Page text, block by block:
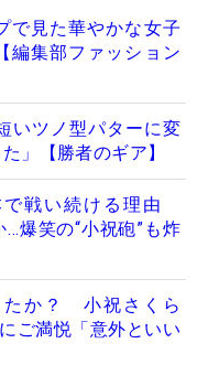
で見た華やかな女子
編集部ファッション
いツノ型パターに変
」【勝者のギア】
で戦い続ける理由
…爆笑の“小祝砲”も炸
たか？ 小祝さくら
ご満悦「意外といい